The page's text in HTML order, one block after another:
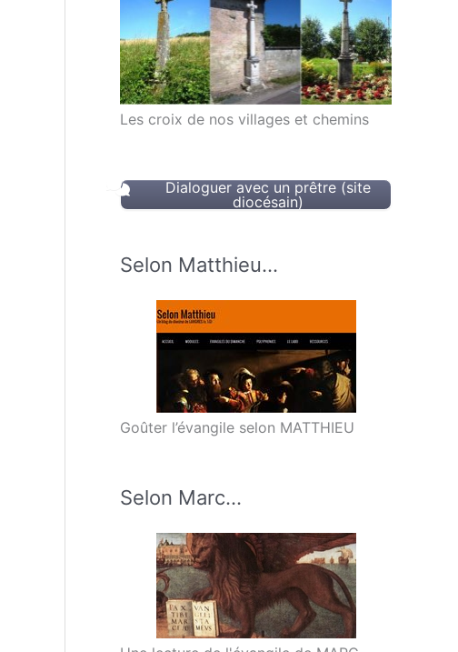
Les croix de nos villages et chemins
Dialoguer avec un prêtre (site
diocésain)
Selon Matthieu…
Goûter l’évangile selon MATTHIEU
Selon Marc…